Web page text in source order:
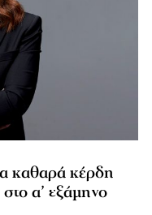
καθαρά κέρδη
α’ εξάμηνο